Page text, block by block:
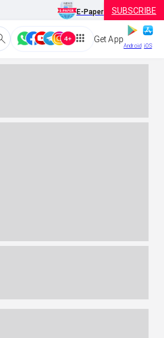
E-Paper SUBSCRIBE
Get App
Android iOS